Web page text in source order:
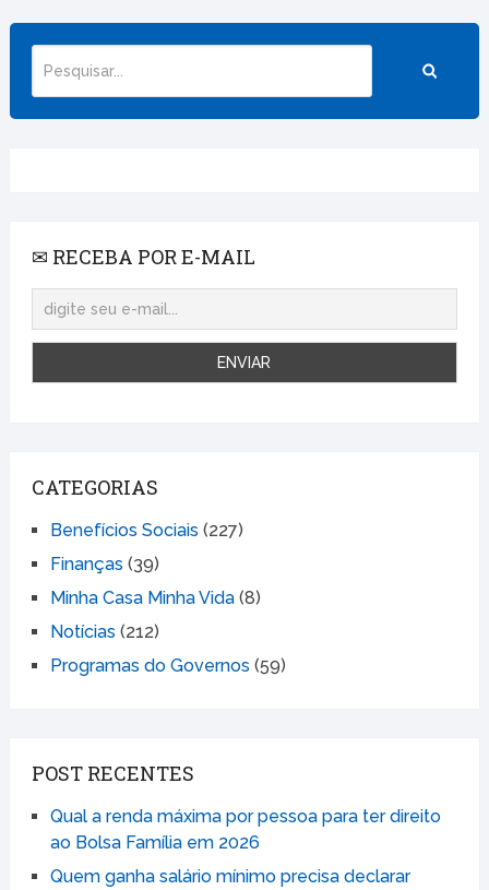
✉ RECEBA POR E-MAIL
CATEGORIAS
Benefícios Sociais (227)
Finanças (39)
Minha Casa Minha Vida(8)
Notícias (212)
Programas do Governos (59)
POST RECENTES
Qual a renda máxima por pessoa para ter direito
ao Bolsa Família em 2026
Quem ganha salário mínimo precisa declarar